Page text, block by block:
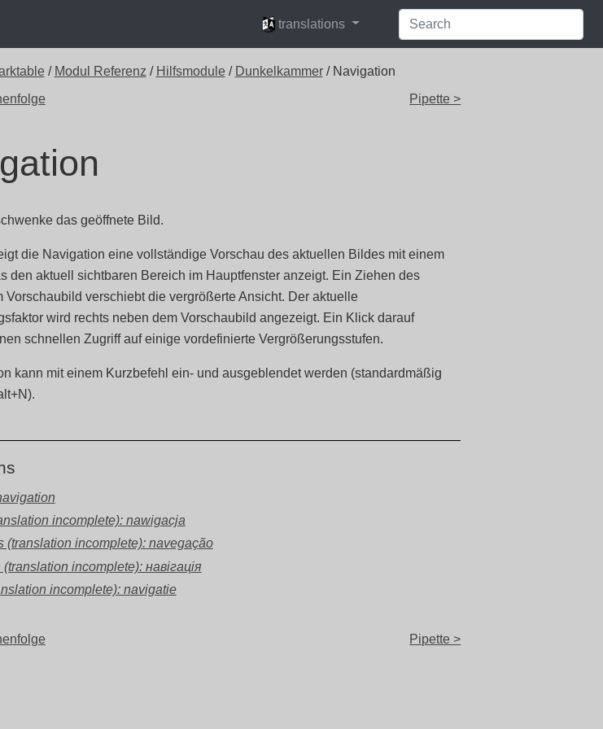
languages
translations
/ Modul Referenz / Hilfsmodule / Dunkelkammer/ Navigation
Pipette >
das geöffnete Bild.
die Navigation eine vollständige Vorschau des aktuellen Bildes mit einem
den aktuell sichtbaren Bereich im Hauptfenster anzeigt. Ein Ziehen des
Vorschaubild verschiebt die vergrößerte Ansicht. Der aktuelle
wird rechts neben dem Vorschaubild angezeigt. Ein Klick darauf
schnellen Zugriff auf einige vordefinierte Vergrößerungsstufen.
kann mit einem Kurzbefehl ein- und ausgeblendet werden (standardmäßig
incomplete): nawigacja
(translation incomplete): navegação
incomplete): навігація
incomplete): navigatie
Pipette >